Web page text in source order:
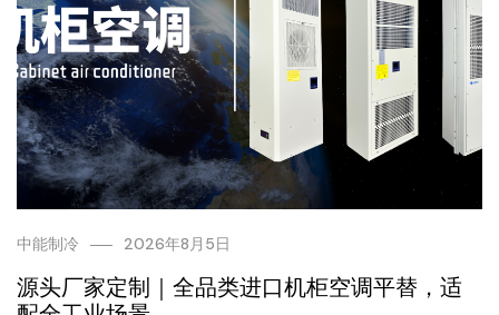
中能制冷 2026年8月5日
源头厂家定制｜全品类进口机柜空调平替，适